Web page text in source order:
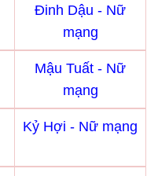
Đinh Dậu - Nữ
mạng
Mậu Tuất - Nữ
mạng
Kỷ Hợi - Nữ mạng